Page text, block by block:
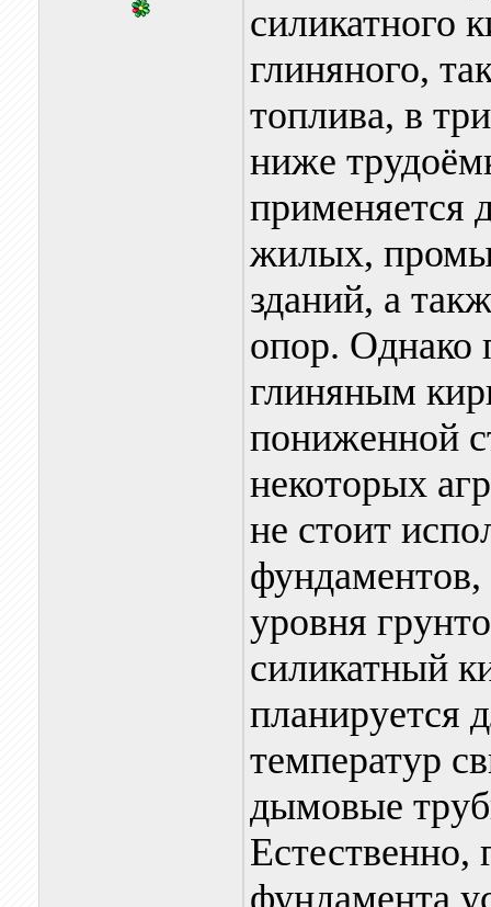
силикатного
глиняного,
топлива, в
ниже
применяется
жилых,
зданий, а
опор.
глиняным
пониженной
некоторых
не стоит
фундаментов,
уровня
силикатный
планируется
температур
дымовые
Естественно,
фундамента